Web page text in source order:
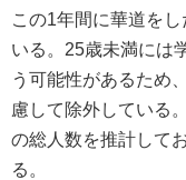
この1年間に華道を
いる。25歳未満には
う可能性があるため
慮して除外している
の総人数を推計して
る。